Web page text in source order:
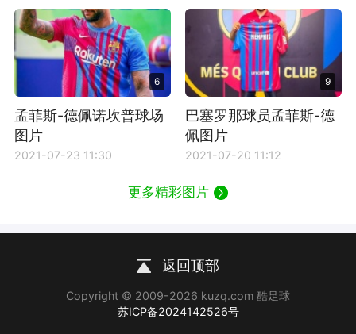
6
孟菲斯-德佩诺坎普球场
图片
2021-07-23 11:30
9
巴塞罗那球员孟菲斯-德
佩图片
2021-07-20 11:12
更多精彩图片
返回顶部
Copyright © 2009-2026 kuzq.com 酷足球
苏ICP备2024142526号